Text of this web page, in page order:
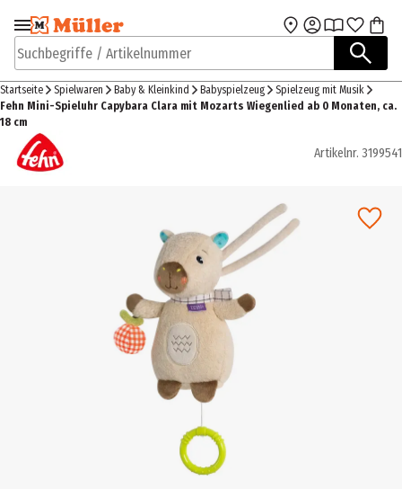
Zur Navigation
springen
Zum Hauptinhalt
Suchbegriffe / Artikelnummer
Startseite Spielwaren Baby & Kleinkind Babyspielzeug
Spielzeug mit Musik
Fehn Mini-Spieluhr Capybara Clara mit Mozarts Wiegenlied ab 0 Monaten, ca.
18 cm
Artikelnr. 3199541